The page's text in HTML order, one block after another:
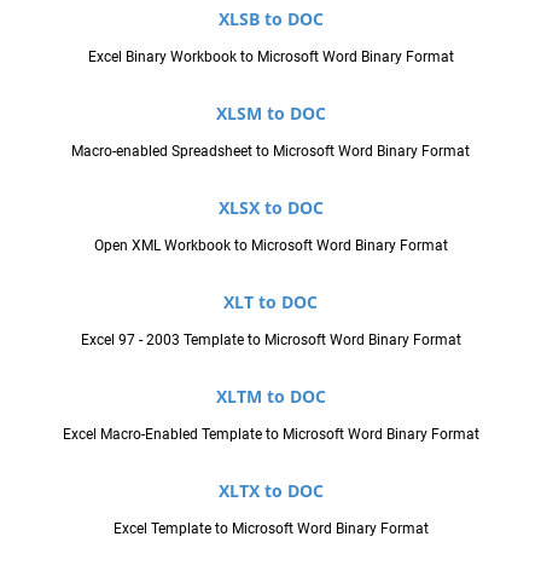
XLSB to DOC
Excel Binary Workbook to Microsoft Word Binary Format
XLSM to DOC
Macro-enabled Spreadsheet to Microsoft Word Binary Format
XLSX to DOC
Open XML Workbook to Microsoft Word Binary Format
XLT to DOC
Excel 97 - 2003 Template to Microsoft Word Binary Format
XLTM to DOC
Excel Macro-Enabled Template to Microsoft Word Binary Format
XLTX to DOC
Excel Template to Microsoft Word Binary Format